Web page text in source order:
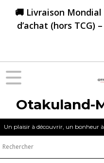
🚚 Livraison Mondial
d’achat (hors TCG)
Otakuland-
Un plaisir à découvrir, un bonheur